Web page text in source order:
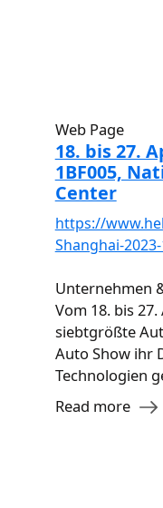
Web Page
18. bis 27.
1BF005,
Center
https://
Shanghai-
Unternehmen
Vom 18. bis
siebtgrößte
Auto Show ihr
Technologien
Read more